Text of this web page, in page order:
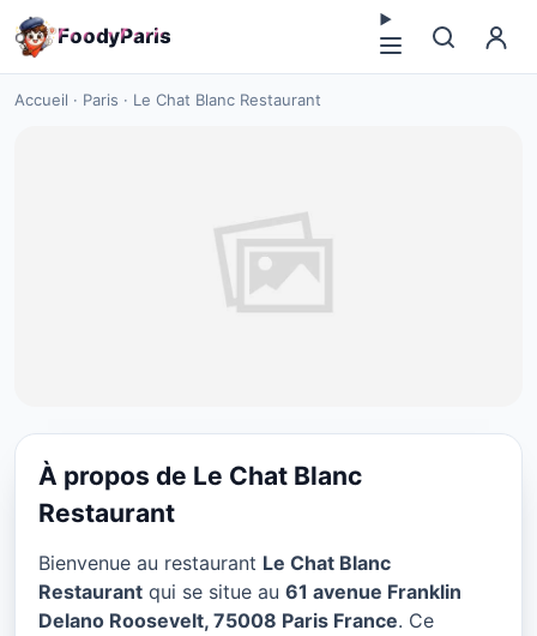
FoodyParis
Accueil · Paris · Le Chat Blanc Restaurant
CUISINE EUROPÉENNE
Paris
★ 4/5
À propos de Le Chat Blanc
Restaurant
Bienvenue au restaurant Le Chat Blanc
Restaurant qui se situe au 61 avenue Franklin
Delano Roosevelt, 75008 Paris France. Ce